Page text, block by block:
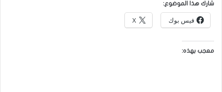
شارك هذا الموضوع:
فيس بوك X
معجب بهذه: